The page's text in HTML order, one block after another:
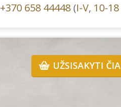
+370 658 44448 (I-V, 10-18
UŽSISAKYTI ČIA